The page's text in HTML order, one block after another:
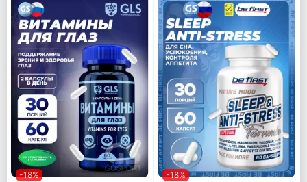
-18% -18%